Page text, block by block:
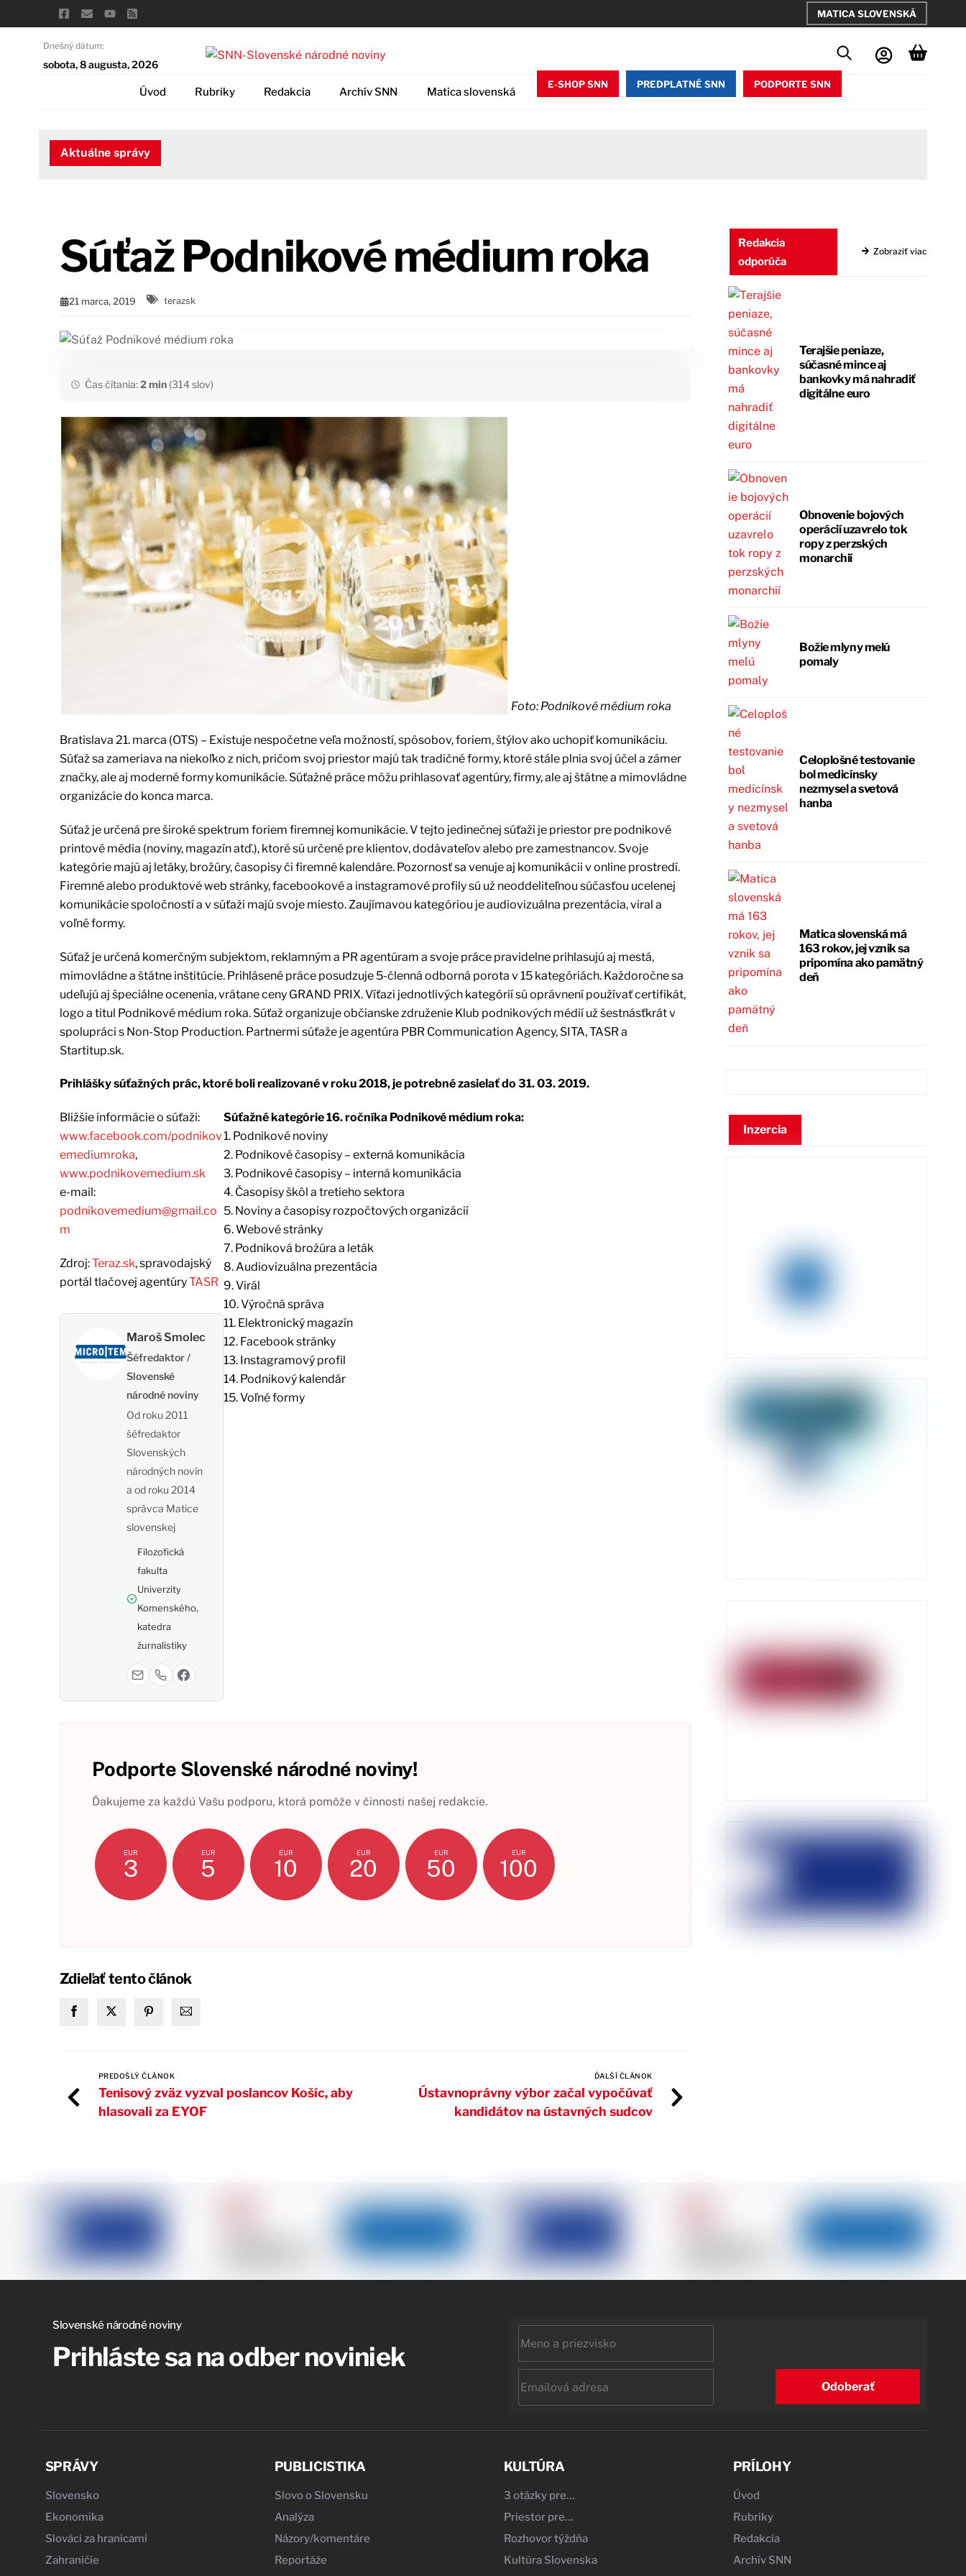
to
MATICA SLOVENSKÁ
Dnešný dátum:
sobota, 8 augusta, 2026
Úvod Rubriky Redakcia Archív SNN Matica slovenská
E-SHOP SNN PREDPLATNÉ SNN PODPORTE SNN
Aktuálne správy
Súťaž Podnikové médium roka
21 marca, 2019 terazsk
Čas čítania:2 min(314 slov)
Foto: Podnikové médium roka
Bratislava 21. marca (OTS) – Existuje nespočetne veľa možností, spôsobov, foriem, štýlov ako uchopiť komunikáciu.
Súťaž sa zameriava na niekoľko z nich, pričom svoj priestor majú tak tradičné formy, ktoré stále plnia svoj účel a zámer
značky, ale aj moderné formy komunikácie. Súťažné práce môžu prihlasovať agentúry, firmy, ale aj štátne a mimovládne
organizácie do konca marca.
Súťaž je určená pre široké spektrum foriem firemnej komunikácie. V tejto jedinečnej súťaži je priestor pre podnikové
printové média (noviny, magazín atď.), ktoré sú určené pre klientov, dodávateľov alebo pre zamestnancov. Svoje
kategórie majú aj letáky, brožúry, časopisy či firemné kalendáre. Pozornosť sa venuje aj komunikácii v online prostredí.
Firemné alebo produktové web stránky, facebookové a instagramové profily sú už neoddeliteľnou súčasťou ucelenej
komunikácie spoločností a v súťaži majú svoje miesto. Zaujímavou kategóriou je audiovizuálna prezentácia, viral a
voľné formy.
Súťaž je určená komerčným subjektom, reklamným a PR agentúram a svoje práce pravidelne prihlasujú aj mestá,
mimovládne a štátne inštitúcie. Prihlásené práce posudzuje 5-členná odborná porota v 15 kategóriách. Každoročne sa
udeľujú aj špeciálne ocenenia, vrátane ceny GRAND PRIX. Víťazi jednotlivých kategórií sú oprávnení používať certifikát,
logo a titul Podnikové médium roka. Súťaž organizuje občianske združenie Klub podnikových médií už šestnásťkrát v
spolupráci s Non-Stop Production. Partnermi súťaže je agentúra PBR Communication Agency, SITA, TASR a
Startitup.sk.
Prihlášky súťažných prác, ktoré boli realizované v roku 2018, je potrebné zasielať do 31. 03. 2019.
Súťažné kategórie 16. ročníka Podnikové médium roka:
1. Podnikové noviny
2. Podnikové časopisy – externá komunikácia
3. Podnikové časopisy – interná komunikácia
4. Časopisy škôl a tretieho sektora
5. Noviny a časopisy rozpočtových organizácií
6. Webové stránky
7. Podniková brožúra a leták
8. Audiovizuálna prezentácia
9. Virál
10. Výročná správa
11. Elektronický magazín
12. Facebook stránky
13. Instagramový profil
14. Podnikový kalendár
15. Voľné formy
Bližšie informácie o súťaži:
www.facebook.com/podnikov
emediumroka,
www.podnikovemedium.sk
e-mail:
podnikovemedium@gmail.co
m
Zdroj:Teraz.sk, spravodajský
portál tlačovej agentúryTASR
Maroš Smolec
Šéfredaktor /
Slovenské
národné noviny
Od roku 2011
šéfredaktor
Slovenských
národných novín
a od roku 2014
správca Matice
slovenskej
Filozofická
fakulta
Univerzity
Komenského,
katedra
žurnalistiky
Podporte Slovenské národné noviny!
Ďakujeme za každú Vašu podporu, ktorá pomôže v činnosti našej redakcie.
EUR
3
EUR
5
EUR
10
EUR
20
EUR
50
EUR
100
Zdieľať tento článok
PREDOŠLÝ ČLÁNOK
Tenisový zväz vyzval poslancov Košíc, aby
hlasovali za EYOF
ĎALŠÍ ČLÁNOK
Ústavnoprávny výbor začal vypočúvať
kandidátov na ústavných sudcov
Redakcia
odporúča
Zobraziť viac
Terajšie peniaze,
súčasné mince aj
bankovky má nahradiť
digitálne euro
Obnovenie bojových
operácií uzavrelo tok
ropy z perzských
monarchií
Božie mlyny melú
pomaly
Celoplošné testovanie
bol medicínsky
nezmysel a svetová
hanba
Matica slovenská má
163 rokov, jej vznik sa
pripomína ako pamätný
deň
Inzercia
Slovenské národné noviny
Prihláste sa na odber noviniek
Odoberať
SPRÁVY
Slovensko
Ekonomika
Slováci za hranicami
Zahraničie
PUBLICISTIKA
Slovo o Slovensku
Analýza
Názory/komentáre
Reportáže
KULTÚRA
3 otázky pre…
Priestor pre…
Rozhovor týždňa
Kultúra Slovenska
PRÍLOHY
Úvod
Rubriky
Redakcia
Archív SNN